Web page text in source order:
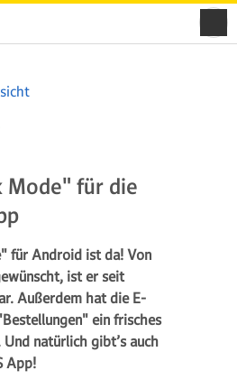
Mode" für die
für Android ist da! Von
ist er seit
Außerdem hat die E-
ein frisches
natürlich gibt’s auch
App!